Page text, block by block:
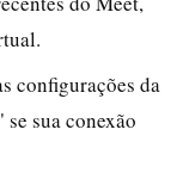
configurações da
sua conexão